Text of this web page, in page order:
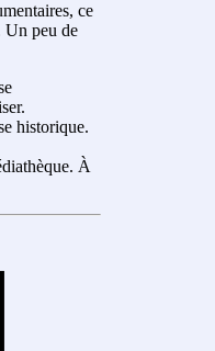
ce
Un peu de
historique.
À